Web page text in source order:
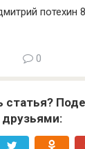
потехин
0
статья?
друзьями: